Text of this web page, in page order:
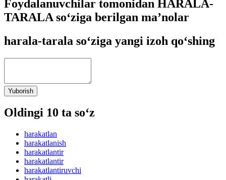
Foydalanuvchilar tomonidan HARALA-
TARALA so‘ziga berilgan ma’nolar
harala-tarala so‘ziga yangi izoh qo‘shing
Yuborish
Oldingi 10 ta so‘z
harakatlan
harakatlanish
harakatlantir
harakatlantir
harakatlantiruvchi